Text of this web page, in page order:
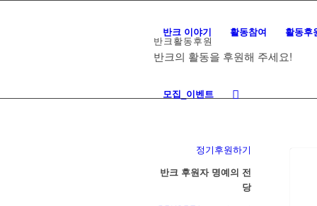
반크 이야기 활동참여 활동후
모집_이벤트
반크활동후원
반크의 활동을 후원해 주세요!
정기후원하기
반크 후원자 명예의 전
당